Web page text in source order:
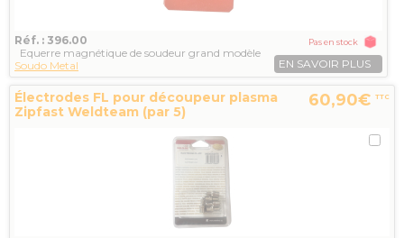
Réf. : 396.00
Equerre magnétique de soudeur grand modèle
Soudo Metal
Pas en stock
EN SAVOIR PLUS
Électrodes FL pour découpeur plasma
Zipfast Weldteam (par 5)
60,90€ TTC